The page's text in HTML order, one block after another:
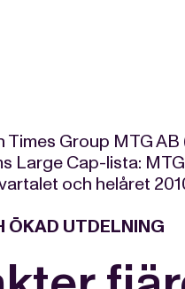
Group MTG AB
Large Cap-lista:
och helåret
ÖKAD UTDELNING